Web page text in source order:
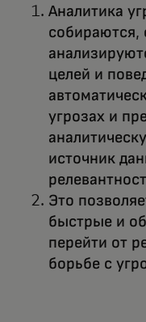
Аналитика
собираются,
целей и
угрозах и
источник
Это
быстрые и
перейти от
борьбе с